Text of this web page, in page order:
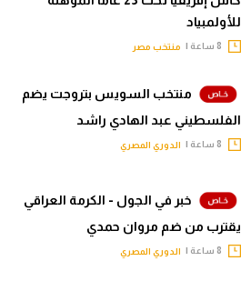
للأولمبياد
منتخب مصر
منتخب السويس بتروجت يضم
الفلسطيني عبد الهادي راشد
الدوري المصري
خبر في الجول - الكرمة العراقي
يقترب من ضم مروان حمدي
الدوري المصري